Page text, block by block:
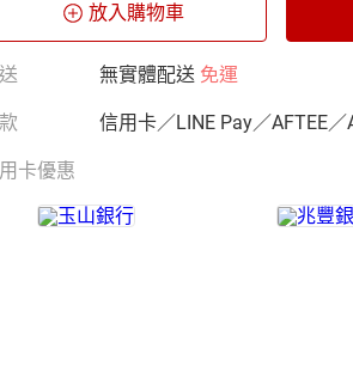
放入購物車
無實體配送 免運
信用卡／LINE Pay／AFTEE／
卡優惠